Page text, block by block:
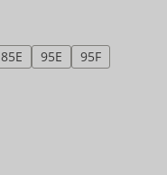
85E 95E 95F